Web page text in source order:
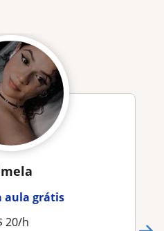
aula grátis
20/h